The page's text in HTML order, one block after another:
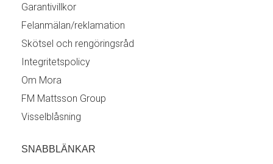
Garantivillkor
Felanmälan/reklamation
Skötsel och rengöringsråd
Integritetspolicy
Om Mora
FM Mattsson Group
Visselblåsning
SNABBLÄNKAR